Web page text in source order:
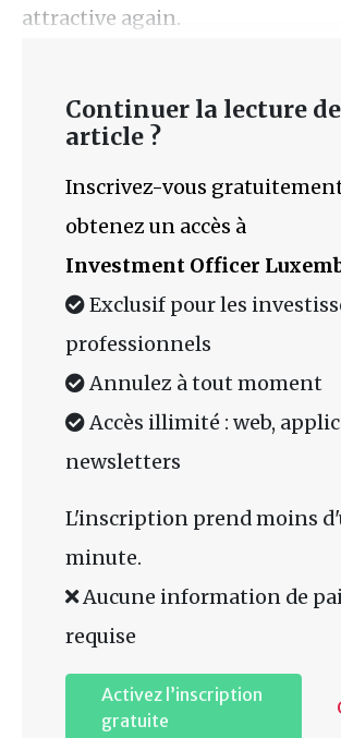
attractive again.
Continuer la lecture
article ?
Inscrivez-vous
obtenez un accès à
Investment Officer
Exclusif pour les
professionnels
Annulez à tout moment
Accès illimité : web,
newsletters
L'inscription prend moins
minute.
Aucune information de
requise
Activez l’inscription
gratuite